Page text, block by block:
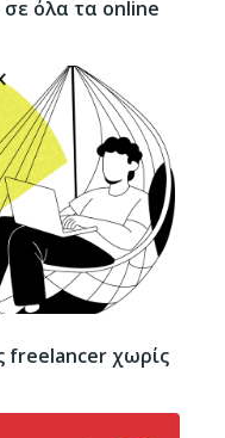
όλα τα online
χωρίς